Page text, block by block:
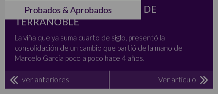
Probados & Aprobados
LOS 3 NUEVOS DISIDENTES DE
TERRANOBLE
La viña que ya suma cuarto de siglo, presentó la
consolidación de un cambio que partió de la mano de
Marcelo García poco a poco hace 4 años.
ver anteriores Ver artículo